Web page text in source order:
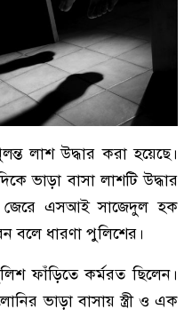
লাশ উদ্ধার করা হয়েছে।
ভাড়া বাসা লাশটি উদ্ধার
জেরে এসআই সাজেদুল হক
বলে ধারণা পুলিশের।
ফাঁড়িতে কর্মরত ছিলেন।
ভাড়া বাসায় স্ত্রী ও এক